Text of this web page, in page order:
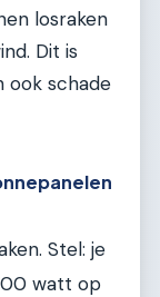
losraken
Dit is
ook schade
Stel: je
watt op